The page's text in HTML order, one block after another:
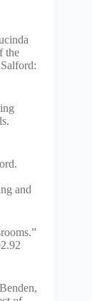
the
and